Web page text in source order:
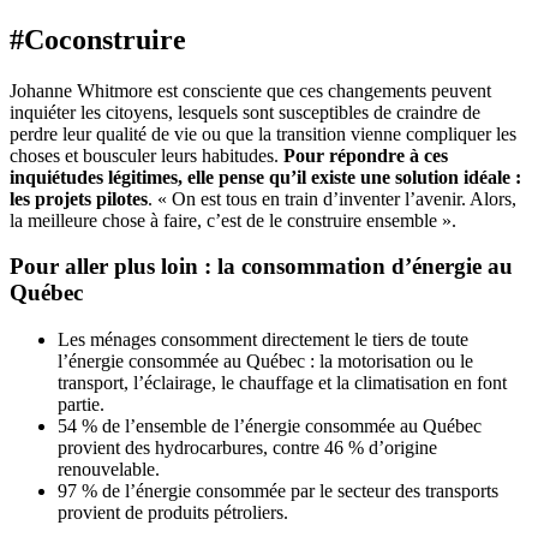
#Coconstruire
Johanne Whitmore est consciente que ces changements peuvent
inquiéter les citoyens, lesquels sont susceptibles de craindre de
perdre leur qualité de vie ou que la transition vienne compliquer les
choses et bousculer leurs habitudes. Pour répondre à ces
inquiétudes légitimes, elle pense qu’il existe une solution idéale :
les projets pilotes. « On est tous en train d’inventer l’avenir. Alors,
la meilleure chose à faire, c’est de le construire ensemble ».
Pour aller plus loin : la consommation d’énergie au
Québec
Les ménages consomment directement le tiers de toute
l’énergie consommée au Québec : la motorisation ou le
transport, l’éclairage, le chauffage et la climatisation en font
partie.
54 % de l’ensemble de l’énergie consommée au Québec
provient des hydrocarbures, contre 46 % d’origine
renouvelable.
97 % de l’énergie consommée par le secteur des transports
provient de produits pétroliers.